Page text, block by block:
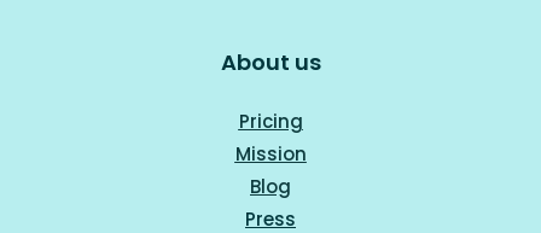
About us
Pricing
Mission
Blog
Press